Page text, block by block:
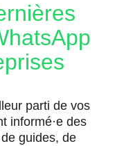
parti de vos
informé·e des
de guides, de